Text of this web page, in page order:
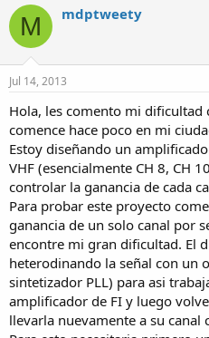
t
o
r
c
n
c
i
o
M mdptweety
Jul 14, 2013
Hola, les comento mi
comence hace poco en mi
Estoy diseñando un
VHF (esencialmente CH 8, CH
controlar la ganancia de cada
Para probar este proyecto
ganancia de un solo canal por
encontre mi gran dificultad. El
heterodinando la señal con un
sintetizador PLL) para asi
amplificador de FI y luego
llevarla nuevamente a su canal